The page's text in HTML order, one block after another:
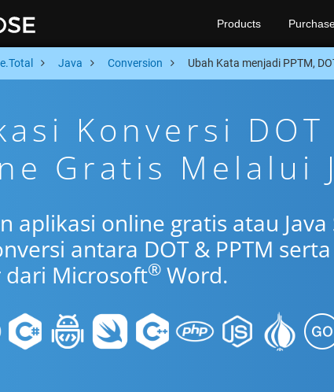
Products
Java Conversion Ubah Kata menjadi PPTM,
Konversi DOT
Gratis Melalui
aplikasi online gratis atau Java
antara DOT & PPTM
Microsoft® Word.